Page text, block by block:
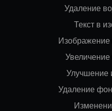
Удаление
Текст в
Изображение
Улучшение
Удаление